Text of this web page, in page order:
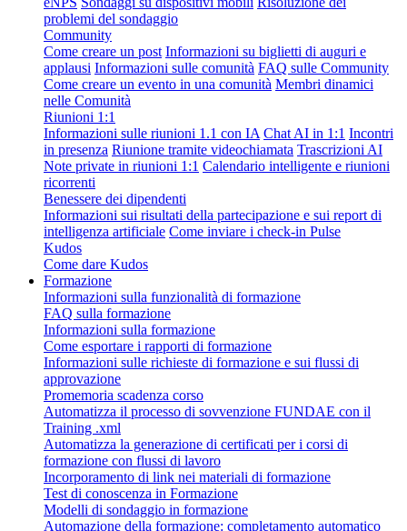
problemi del sondaggio
Community
Come creare un post Informazioni su biglietti di auguri e
applausi Informazioni sulle comunità FAQ sulle Community
Come creare un evento in una comunità Membri dinamici
nelle Comunità
Riunioni 1:1
Informazioni sulle riunioni 1.1 con IA Chat AI in 1:1 Incontri
in presenza Riunione tramite videochiamata Trascrizioni AI
Note private in riunioni 1:1 Calendario intelligente e riunioni
ricorrenti
Benessere dei dipendenti
Informazioni sui risultati della partecipazione e sui report di
intelligenza artificiale Come inviare i check-in Pulse
Kudos
Come dare Kudos
Formazione
Informazioni sulla funzionalità di formazione
FAQ sulla formazione
Informazioni sulla formazione
Come esportare i rapporti di formazione
Informazioni sulle richieste di formazione e sui flussi di
approvazione
Promemoria scadenza corso
Automatizza il processo di sovvenzione FUNDAE con il
Training .xml
Automatizza la generazione di certificati per i corsi di
formazione con flussi di lavoro
Incorporamento di link nei materiali di formazione
Test di conoscenza in Formazione
Modelli di sondaggio in formazione
Automazione della formazione: completamento automatico